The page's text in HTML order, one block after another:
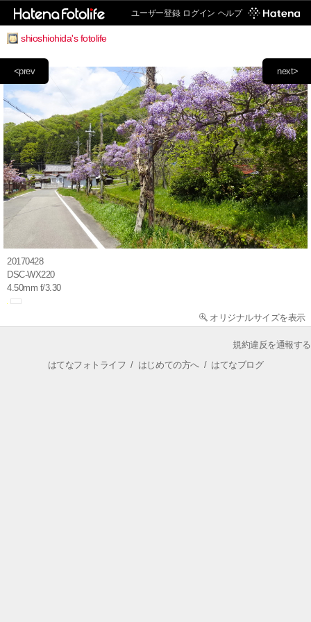
ユーザー登録 ログイン ヘルプ
shioshiohida's fotolife
next>
<prev
20170428
DSC-WX220
4.50mm f/3.30
オリジナルサイズを表示
規約違反を通報する
はてなフォトライフ / はじめての方へ/ はてなブログ